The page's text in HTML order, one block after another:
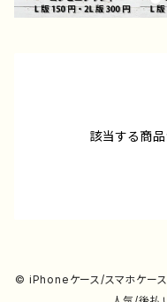
該当する商品
© iPhoneケース/スマホケース